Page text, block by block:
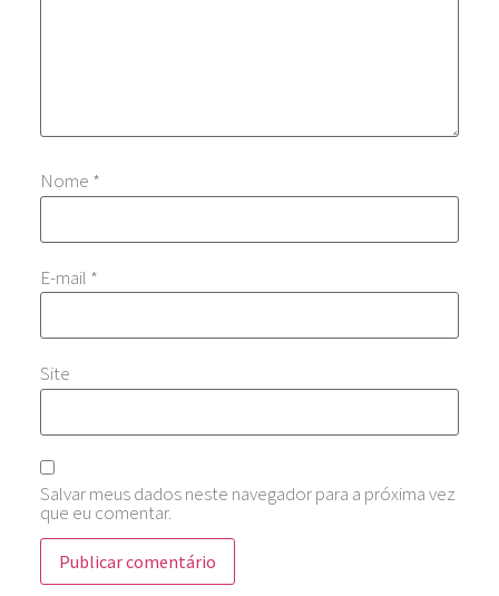
Nome *
E-mail *
Site
Salvar meus dados neste navegador para a próxima vez
que eu comentar.